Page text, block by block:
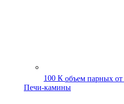
100 К объем парных
Печи-камины